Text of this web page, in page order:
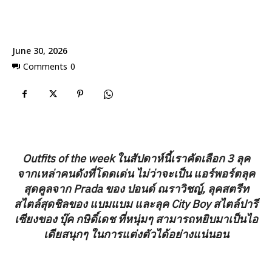
June 30, 2026
Comments 0
Outfits of the week ในสัปดาห์นี้เราคัดเลือก 3 ลุค
จากเหล่าคนดังที่โดดเด่น ไม่ว่าจะเป็นแอร์พอร์ตลุค
สุดคูลจาก Prada ของ ปอนด์ ณราวิชญ์, ลุคสตรีท
สไตล์สุดชิลของ แบมแบม และลุค City Boy สไตล์ปารี
เซียงของ บุ๊ค กษิดิ์เดชที่หนุ่มๆ สามารถหยิบมาเป็นไอ
เดียสนุกๆ ในการแต่งตัวได้อย่างแน่นอน